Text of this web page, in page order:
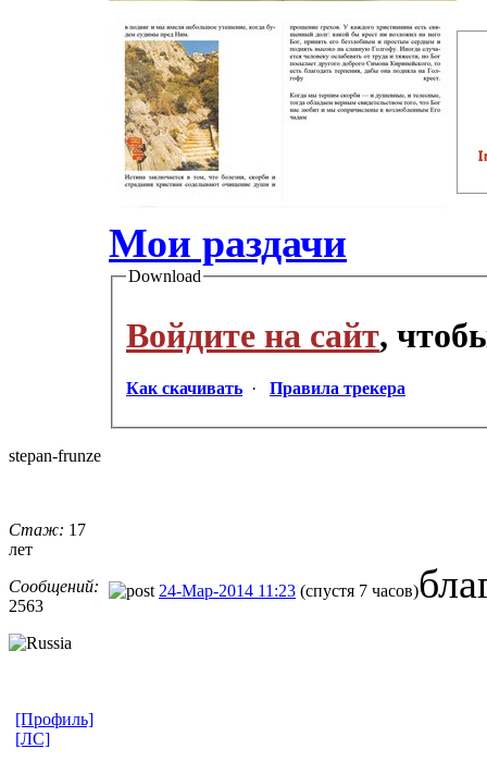
Мои раздачи
Download
Войдите на сайт,
Как скачивать · Правила трекера
stepan-frunz​e
Стаж: 17
лет
Сообщений:
2563
24-Мар-2014 11:23 (спустя 7 часов)
[Профиль]
[ЛС]